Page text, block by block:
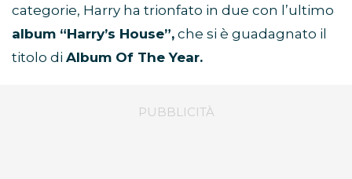
categorie, Harry ha trionfato in due con l’ultimo
album “Harry’s House”, che si è guadagnato il
titolo di Album Of The Year.